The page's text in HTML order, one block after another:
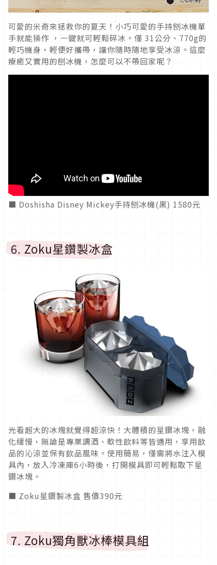
可愛的米奇來拯救你的夏天！小巧可愛的手持刨冰機單
手就能操作 ，一鍵就可輕鬆碎冰。僅 31公分、770g的
輕巧機身，輕便好攜帶，讓你隨時隨地享受冰涼。這麼
療癒又實用的刨冰機，怎麼可以不帶回家呢？
■ Doshisha Disney Mickey手持刨冰機(黑) 1580元
6. Zoku星鑽製冰盒
光看超大的冰塊就覺得超涼快！大體積的星鑽冰塊，融
化緩慢，無論是專業調酒、軟性飲料等皆適用，享用飲
品的沁涼並保有飲品風味。使用簡易，僅需將水注入模
具內，放入冷凍庫6小時後，打開模具即可輕鬆取下星
鑽冰塊。
■ Zoku星鑽製冰盒 售價390元
7. Zoku獨角獸冰棒模具組